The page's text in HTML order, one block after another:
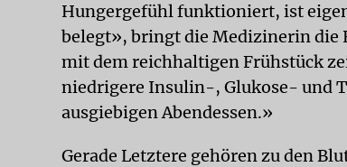
Hungergefühl funktioniert, ist
belegt», bringt die Medizinerin die
mit dem reichhaltigen Frühstück
niedrigere Insulin-, Glukose- und
ausgiebigen Abendessen.»
Gerade Letztere gehören zu den